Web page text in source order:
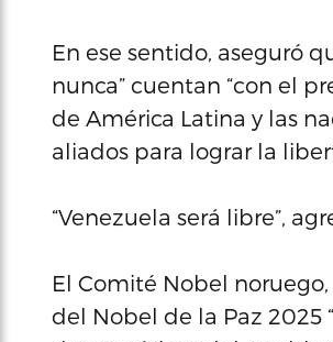
En ese sentido, aseguró
nunca” cuentan “con el
de América Latina y las
aliados para lograr la
“Venezuela será libre”,
El Comité Nobel
del Nobel de la Paz 2025